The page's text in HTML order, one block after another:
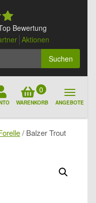
Bewertung
Aktionen
Suchen
0
WARENKORB ANGEBOTE
/ Balzer Trout